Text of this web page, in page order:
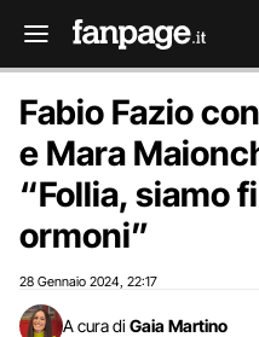
Fabio Fazio
e Mara
“Follia, siamo
ormoni”
28 Gennaio 2024 22:17
A cura di Gaia Martino